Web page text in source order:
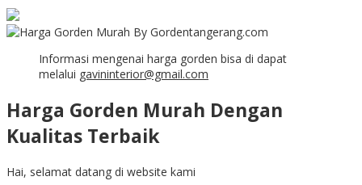
Informasi mengenai harga gorden bisa di dapat
melalui gavininterior@gmail.com
Harga Gorden Murah Dengan
Kualitas Terbaik
Hai, selamat datang di website kami